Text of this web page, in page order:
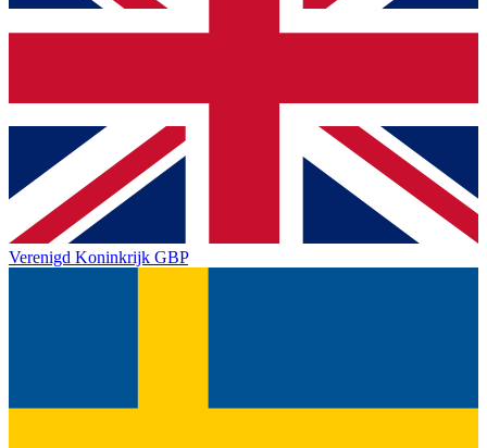
Verenigd Koninkrijk GBP